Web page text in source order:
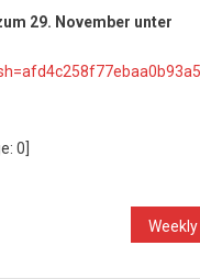
29. November unter
0